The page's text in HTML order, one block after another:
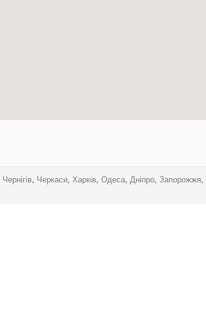
Чернігів, Черкаси, Харків, Одеса, Дніпро, Запорожжя,